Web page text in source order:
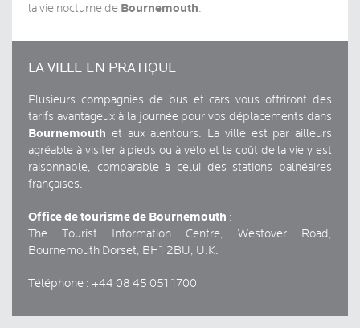
la vie nocturne de Bournemouth.
LA VILLE EN PRATIQUE
Plusieurs compagnies de bus et cars vous offriront des
tarifs avantageux à la journée pour vos déplacements dans
Bournemouth et aux alentours. La ville est par ailleurs
agréable à visiter à pieds ou à vélo et le coût de la vie y est
raisonnable, comparable à celui des stations balnéaires
françaises.
Office de tourisme de Bournemouth :
The Tourist Information Centre, Westover Road,
Bournemouth Dorset, BH1 2BU, U.K.
Téléphone : +44 08 45 051 1700